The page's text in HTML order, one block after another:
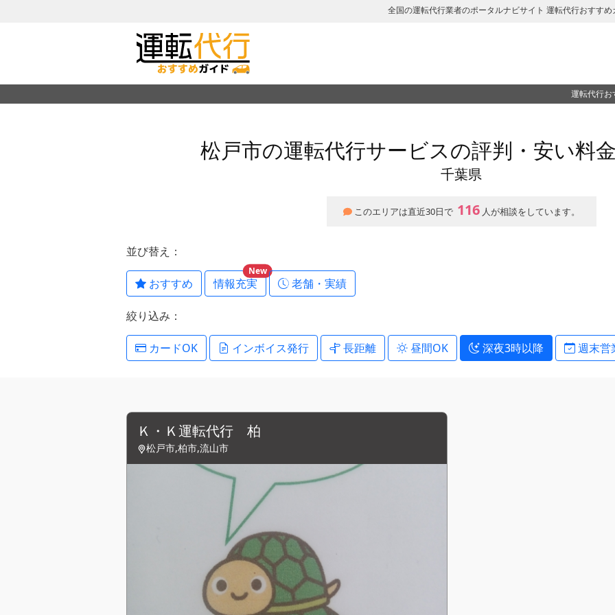
全国の運転代行業者のポータルナビサイト 運転代行おすす
運転代行お
松戸市の運転代行サービスの評判・安い料
千葉県
このエリアは直近30日で 116 人が相談をしています。
並び替え：
おすすめ 情報充実
New
老舗・実績
絞り込み：
カードOK インボイス発行 長距離 昼間OK 深夜3時以降 週末営
Ｋ・Ｋ運転代行 柏
松戸市,柏市,流山市